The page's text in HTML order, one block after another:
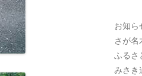
お知ら
さが
ふるさ
みさき